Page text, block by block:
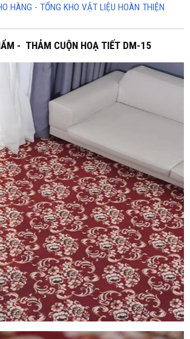
HÀNG - TỔNG KHO VẬT LIỆU HOÀN THIỆN
- THẢM CUỘN HOẠ TIẾT DM-15